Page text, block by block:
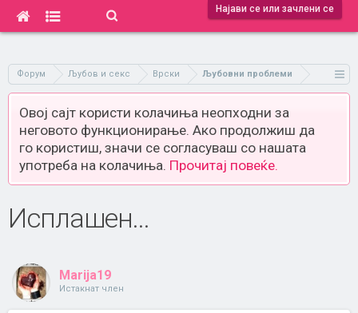
Најави се или зачлени се
Форум Љубов и секс Врски Љубовни проблеми
Овој сајт користи колачиња неопходни за
неговото функционирање. Ако продолжиш да
го користиш, значи се согласуваш со нашата
употреба на колачиња. Прочитај повеќе.
Исплашен...
Marija19
Истакнат член